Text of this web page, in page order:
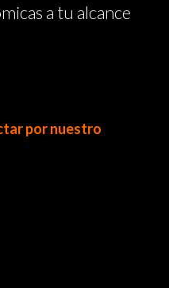
a tu alcance
por nuestro